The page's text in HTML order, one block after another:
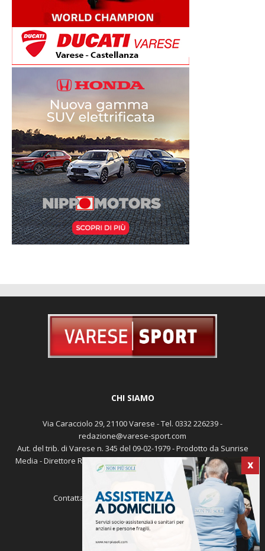
X
CHI SIAMO
Via Caracciolo 29, 21100 Varese - Tel. 0332 226239 -
redazione@varese-sport.com
Aut. del trib. di Varese n. 345 del 09-02-1979 - Prodotto da Sunrise
Media - Direttore Responsabile: Michele Marocco -Cookie policy
Pubblicità
Contattaci: redazione@varese-sport.com
SEGUICI